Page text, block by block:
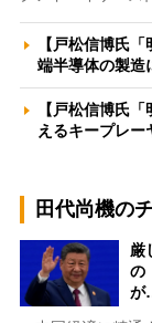
【戸松信博氏
端半導体の製
【戸松信博氏
えるキープレ
田代尚機の
厳
の
が